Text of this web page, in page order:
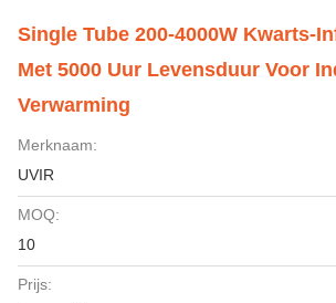
Single Tube 200-4000W Kwarts-
Met 5000 Uur Levensduur Voor
Verwarming
Merknaam:
UVIR
MOQ:
10
Prijs: